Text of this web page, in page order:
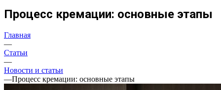
Процесс кремации: основные этапы
Главная
—
Статьи
—
Новости и статьи
—Процесс кремации: основные этапы